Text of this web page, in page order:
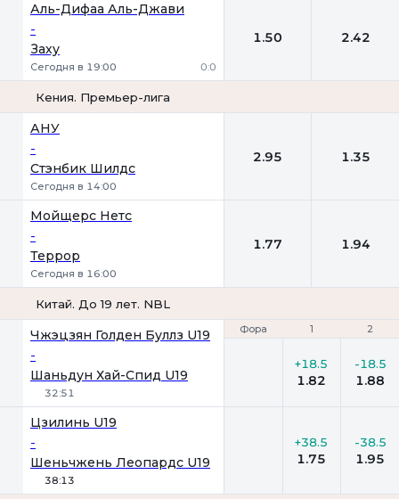
Аль-Дифаа Аль-Джави
-
Заху
Сегодня в 19:00 0:0
1.50 2.42
Кения. Премьер-лига
АНУ
-
Стэнбик Шилдс
Сегодня в 14:00
2.95 1.35
Мойщерс Нетс
-
Террор
Сегодня в 16:00
1.77 1.94
Китай. До 19 лет. NBL
Фора 1 2
Чжэцзян Голден Буллз U19
-
Шаньдун Хай-Спид U19
32:51
Фора 1 2
+18.5
1.82
-18.5
1.88
Цзилинь U19
-
Шеньчжень Леопардс U19
38:13
+38.5
1.75
-38.5
1.95